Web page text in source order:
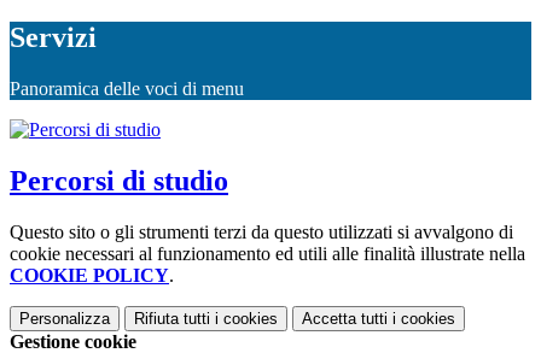
Servizi
Panoramica delle voci di menu
Percorsi di studio
Questo sito o gli strumenti terzi da questo utilizzati si avvalgono di
cookie necessari al funzionamento ed utili alle finalità illustrate nella
COOKIE POLICY.
Personalizza Rifiuta tutti i cookies Accetta tutti i cookies
Gestione cookie